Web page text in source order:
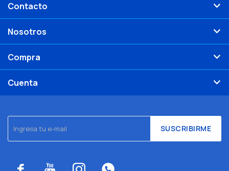
SUSCRIBIRME
Contacto
Nosotros
Compra
Cuenta